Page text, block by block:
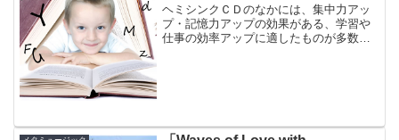
ヘミシンクＣＤのなかには、集中力アッ
プ・記憶力アップの効果がある、学習や
仕事の効率アップに適したものが多数そ